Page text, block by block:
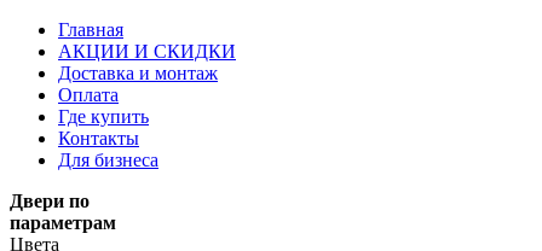
Главная
АКЦИИ И СКИДКИ
Доставка и монтаж
Оплата
Где купить
Контакты
Для бизнеса
Двери по
параметрам
Цвета